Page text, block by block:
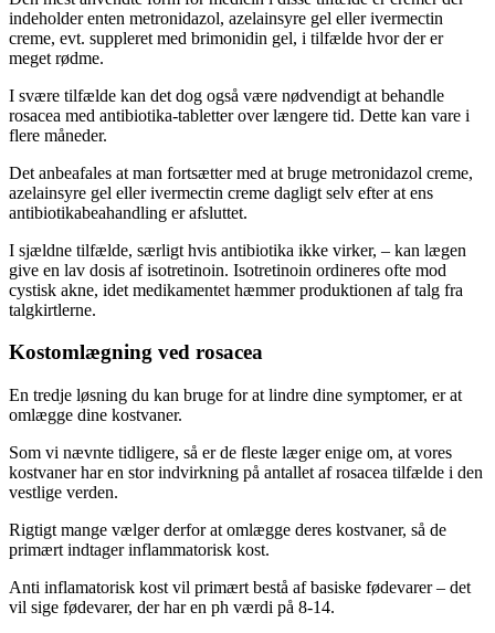
indeholder enten metronidazol, azelainsyre gel eller ivermectin
creme, evt. suppleret med brimonidin gel, i tilfælde hvor der er
meget rødme.
I svære tilfælde kan det dog også være nødvendigt at behandle
rosacea med antibiotika-tabletter over længere tid. Dette kan vare i
flere måneder.
Det anbeafales at man fortsætter med at bruge metronidazol creme,
azelainsyre gel eller ivermectin creme dagligt selv efter at ens
antibiotikabeahandling er afsluttet.
I sjældne tilfælde, særligt hvis antibiotika ikke virker, – kan lægen
give en lav dosis af isotretinoin. Isotretinoin ordineres ofte mod
cystisk akne, idet medikamentet hæmmer produktionen af talg fra
talgkirtlerne.
Kostomlægning ved rosacea
En tredje løsning du kan bruge for at lindre dine symptomer, er at
omlægge dine kostvaner.
Som vi nævnte tidligere, så er de fleste læger enige om, at vores
kostvaner har en stor indvirkning på antallet af rosacea tilfælde i den
vestlige verden.
Rigtigt mange vælger derfor at omlægge deres kostvaner, så de
primært indtager inflammatorisk kost.
Anti inflamatorisk kost vil primært bestå af basiske fødevarer – det
vil sige fødevarer, der har en ph værdi på 8-14.